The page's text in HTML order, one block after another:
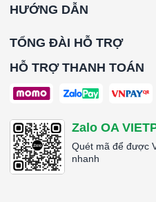
HƯỚNG DẪN
TỔNG ĐÀI HỖ TRỢ
HỖ TRỢ THANH TOÁN
Zalo OA
Quét mã để được
nhanh